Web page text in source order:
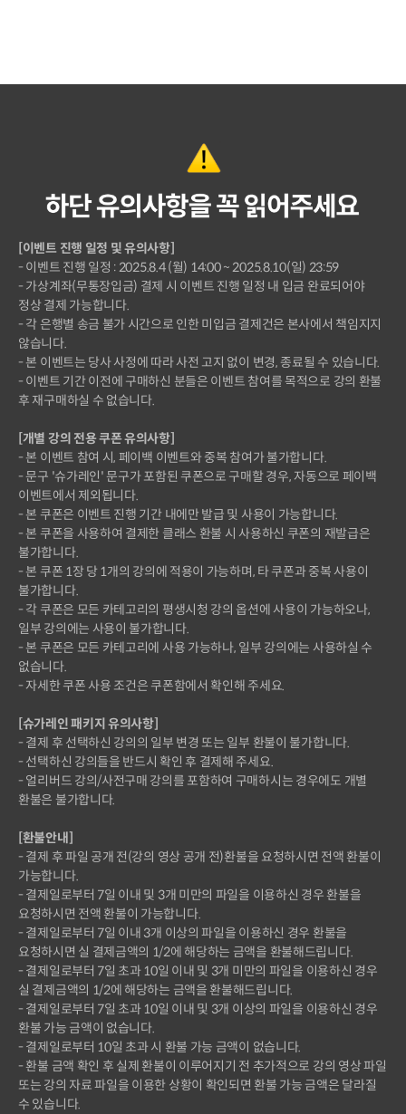
[이벤트 진행 일정 및 유의사항]
- 이벤트 진행 일정 : 2025.8.4 (월) 14:00 ~ 2025.8.10(일) 23:59
- 가상계좌(무통장입금) 결제 시 이벤트 진행 일정 내 입금 완료되어야
정상 결제 가능합니다.
- 각 은행별 송금 불가 시간으로 인한 미입금 결제건은 본사에서 책임지지
않습니다.
- 본 이벤트는 당사 사정에 따라 사전 고지 없이 변경, 종료될 수 있습니다.
- 이벤트 기간 이전에 구매하신 분들은 이벤트 참여를 목적으로 강의 환불
후 재구매하실 수 없습니다.
[개별 강의 전용 쿠폰 유의사항]
- 본 이벤트 참여 시, 페이백 이벤트와 중복 참여가 불가합니다.
- 문구 '슈가레인' 문구가 포함된 쿠폰으로 구매할 경우, 자동으로 페이백
이벤트에서 제외됩니다.
- 본 쿠폰은 이벤트 진행 기간 내에만 발급 및 사용이 가능합니다.
- 본 쿠폰을 사용하여 결제한 클래스 환불 시 사용하신 쿠폰의 재발급은
불가합니다.
- 본 쿠폰 1장 당 1개의 강의에 적용이 가능하며, 타 쿠폰과 중복 사용이
불가합니다.
- 각 쿠폰은 모든 카테고리의 평생시청 강의 옵션에 사용이 가능하오나,
일부 강의에는 사용이 불가합니다.
- 본 쿠폰은 모든 카테고리에 사용 가능하나, 일부 강의에는 사용하실 수
없습니다.
- 자세한 쿠폰 사용 조건은 쿠폰함에서 확인해 주세요.
[슈가레인 패키지 유의사항]
- 결제 후 선택하신 강의의 일부 변경 또는 일부 환불이 불가합니다.
- 선택하신 강의들을 반드시 확인 후 결제해 주세요.
- 얼리버드 강의/사전구매 강의를 포함하여 구매하시는 경우에도 개별
환불은 불가합니다.
[환불안내]
- 결제 후 파일 공개 전(강의 영상 공개 전)환불을 요청하시면 전액 환불이
가능합니다.
- 결제일로부터 7일 이내 및 3개 미만의 파일을 이용하신 경우 환불을
요청하시면 전액 환불이 가능합니다.
- 결제일로부터 7일 이내 3개 이상의 파일을 이용하신 경우 환불을
요청하시면 실 결제금액의 1/2에 해당하는 금액을 환불해드립니다.
- 결제일로부터 7일 초과 10일 이내 및 3개 미만의 파일을 이용하신 경우
실 결제금액의 1/2에 해당하는 금액을 환불해드립니다.
- 결제일로부터 7일 초과 10일 이내 및 3개 이상의 파일을 이용하신 경우
환불 가능 금액이 없습니다.
- 결제일로부터 10일 초과 시 환불 가능 금액이 없습니다.
- 환불 금액 확인 후 실제 환불이 이루어지기 전 추가적으로 강의 영상 파일
또는 강의 자료 파일을 이용한 상황이 확인되면 환불 가능 금액은 달라질
수 있습니다.